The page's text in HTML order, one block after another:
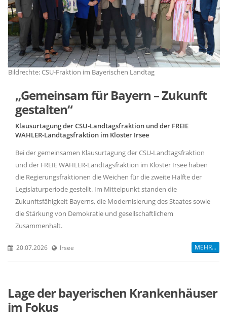
Bildrechte: CSU-Fraktion im Bayerischen Landtag
Gemeinsam für Bayern – Zukunft
gestalten“
Klausurtagung der CSU-Landtagsfraktion und der FREIE
WÄHLER-Landtagsfraktion im Kloster Irsee
Bei der gemeinsamen Klausurtagung der CSU-Landtagsfraktion
und der FREIE WÄHLER-Landtagsfraktion im Kloster Irsee haben
die Regierungsfraktionen die Weichen für die zweite Hälfte der
Legislaturperiode gestellt. Im Mittelpunkt standen die
Zukunftsfähigkeit Bayerns, die Modernisierung des Staates sowie
die Stärkung von Demokratie und gesellschaftlichem
Zusammenhalt.
20.07.2026 Irsee MEHR...
Lage der bayerischen Krankenhäuser
im Fokus